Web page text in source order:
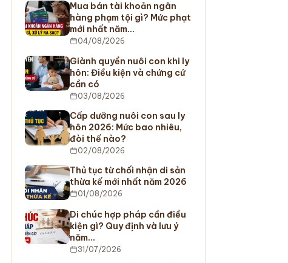
Mua bán tài khoản ngân
hàng phạm tội gì? Mức phạt
mới nhất năm…
04/08/2026
Giành quyền nuôi con khi ly
hôn: Điều kiện và chứng cứ
cần có
03/08/2026
Cấp dưỡng nuôi con sau ly
hôn 2026: Mức bao nhiêu,
đòi thế nào?
02/08/2026
Thủ tục từ chối nhận di sản
thừa kế mới nhất năm 2026
01/08/2026
Di chúc hợp pháp cần điều
kiện gì? Quy định và lưu ý
năm…
31/07/2026